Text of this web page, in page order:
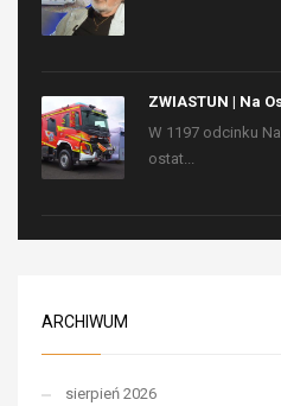
ZWIASTUN | Na
W 1197 odcinku
ostat...
ARCHIWUM
sierpień 2026